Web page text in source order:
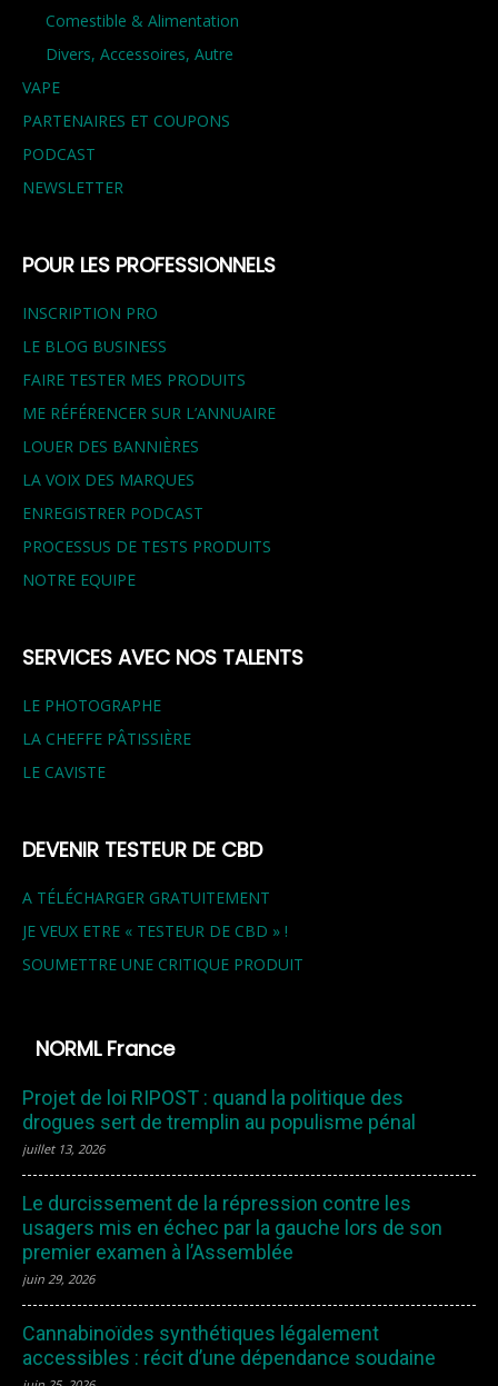
Comestible & Alimentation
Divers, Accessoires, Autre
VAPE
PARTENAIRES ET COUPONS
PODCAST
NEWSLETTER
POUR LES PROFESSIONNELS
INSCRIPTION PRO
LE BLOG BUSINESS
FAIRE TESTER MES PRODUITS
ME RÉFÉRENCER SUR L’ANNUAIRE
LOUER DES BANNIÈRES
LA VOIX DES MARQUES
ENREGISTRER PODCAST
PROCESSUS DE TESTS PRODUITS
NOTRE EQUIPE
SERVICES AVEC NOS TALENTS
LE PHOTOGRAPHE
LA CHEFFE PÂTISSIÈRE
LE CAVISTE
DEVENIR TESTEUR DE CBD
A TÉLÉCHARGER GRATUITEMENT
JE VEUX ETRE « TESTEUR DE CBD » !
SOUMETTRE UNE CRITIQUE PRODUIT
NORML France
Projet de loi RIPOST : quand la politique des
drogues sert de tremplin au populisme pénal
juillet 13, 2026
Le durcissement de la répression contre les
usagers mis en échec par la gauche lors de son
premier examen à l’Assemblée
juin 29, 2026
Cannabinoïdes synthétiques légalement
accessibles : récit d’une dépendance soudaine